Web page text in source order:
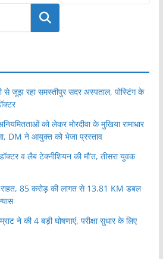
खोजें
से जूझ रहा समस्तीपुर सदर अस्पताल, पोस्टिंग के
को लेकर मोरदीवा के मुखिया रामाधार
DM ने आयुक्त को भेजा प्रस्ताव
व लैब टेक्नीशियन की मौ’त, तीसरा युवक
राहत, 85 करोड़ की लागत से 13.81 KM डबल
ने की 4 बड़ी घोषणाएं, परीक्षा सुधार के लिए